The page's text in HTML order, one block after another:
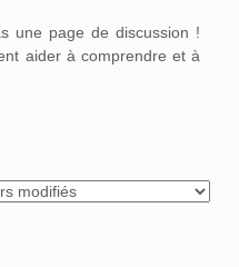
une page de discussion !
aider à comprendre et à